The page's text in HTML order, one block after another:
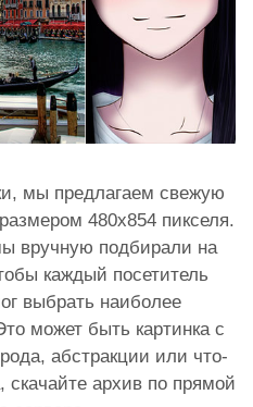
мы предлагаем свежую
480x854 пикселя.
вручную подбирали на
каждый посетитель
выбрать наиболее
может быть картинка с
абстракции или что-
скачайте архив по прямой